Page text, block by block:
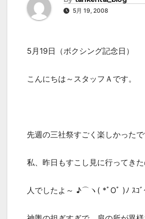
5月 19, 2008
5月19日（ボクシング記念日）
こんにちは～スタッフＡです。
先週の三社祭すごく楽しかったで
私、昨日もすこし見に行ってき
人でしたよ～ ♪⌒ヽ( *ﾟOﾟ )ﾉ ｽｺﾞ